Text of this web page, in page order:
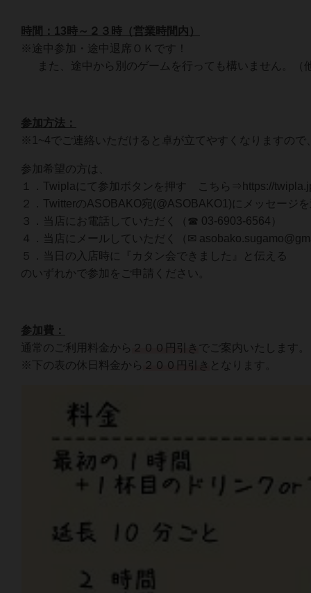
時間：13時～２３時（営業時間内）
※途中参加・途中退席ＯＫです！
また、途中から別のゲームを行っても構いません。（
参加方法：
※1~4でご連絡いただけると卓が立てやすくなりますので
参加希望の方は、
１．Twiplaにて参加ボタンを押す こちら⇒https://
２．TwitterのASOBAKO宛(@ASOBAKO1)にメッセージ
３．当店にお電話していただく（☎ 03-6903-6564）
４．当店にメールしていただく（✉
５．当日の入店時に『カタン会できました』と伝える
のいずれかで参加をご申請ください。
参加費：
通常のご利用料金から ２００円引き でご案内いたします。
※下の表の休日料金から ２００円引き となります。